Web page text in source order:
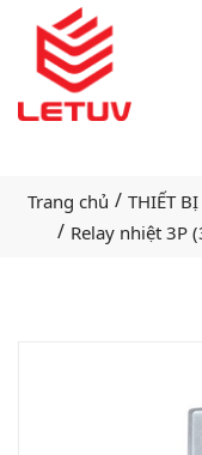
Trang chủ / THIẾT
/ Relay nhiệt 3P